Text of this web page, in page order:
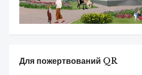
Для пожертвований QR